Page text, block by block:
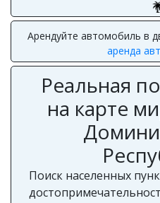
Арендуйте автомобиль в
аренда
Реальная
на карте
Поиск населенных